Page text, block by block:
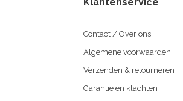
Contact / Over ons
Algemene voorwaarden
Verzenden & retourneren
Garantie en klachten